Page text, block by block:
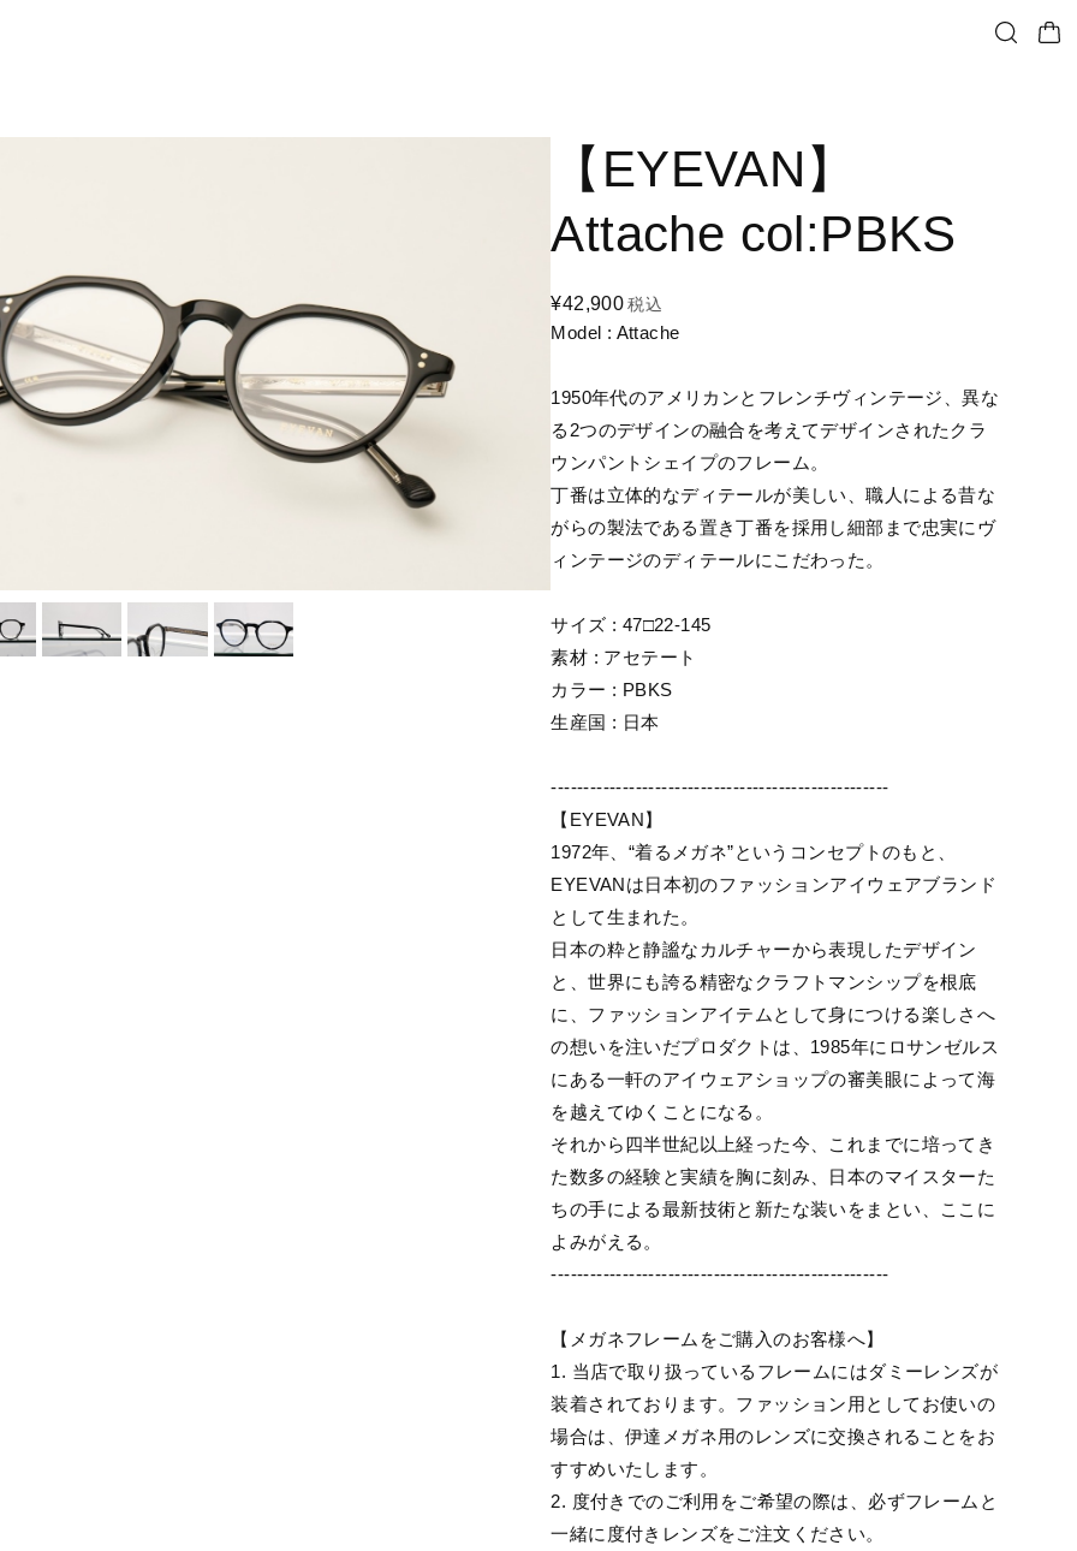
【EYEVAN】
Attache col:PBKS
¥42,900 税込
Model : Attache
1950年代のアメリカンとフレンチヴィンテージ、異な
る2つのデザインの融合を考えてデザインされたクラ
ウンパントシェイプのフレーム。
丁番は立体的なディテールが美しい、職人による昔な
がらの製法である置き丁番を採用し細部まで忠実にヴ
ィンテージのディテールにこだわった。
サイズ : 47□22-145
素材 : アセテート
カラー : PBKS
生産国 : 日本
----------------------------------------------------
【EYEVAN】
1972年、“着るメガネ”というコンセプトのもと、
EYEVANは日本初のファッションアイウェアブランド
として生まれた。
日本の粋と静謐なカルチャーから表現したデザイン
と、世界にも誇る精密なクラフトマンシップを根底
に、ファッションアイテムとして身につける楽しさへ
の想いを注いだプロダクトは、1985年にロサンゼルス
にある一軒のアイウェアショップの審美眼によって海
を越えてゆくことになる。
それから四半世紀以上経った今、これまでに培ってき
た数多の経験と実績を胸に刻み、日本のマイスターた
ちの手による最新技術と新たな装いをまとい、ここに
よみがえる。
----------------------------------------------------
【メガネフレームをご購入のお客様へ】
1. 当店で取り扱っているフレームにはダミーレンズが
装着されております。ファッション用としてお使いの
場合は、伊達メガネ用のレンズに交換されることをお
すすめいたします。
2. 度付きでのご利用をご希望の際は、必ずフレームと
一緒に度付きレンズをご注文ください。